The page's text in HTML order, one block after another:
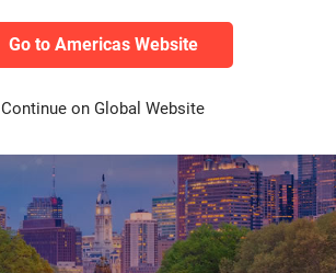
Go to Americas Website
Continue on Global Website